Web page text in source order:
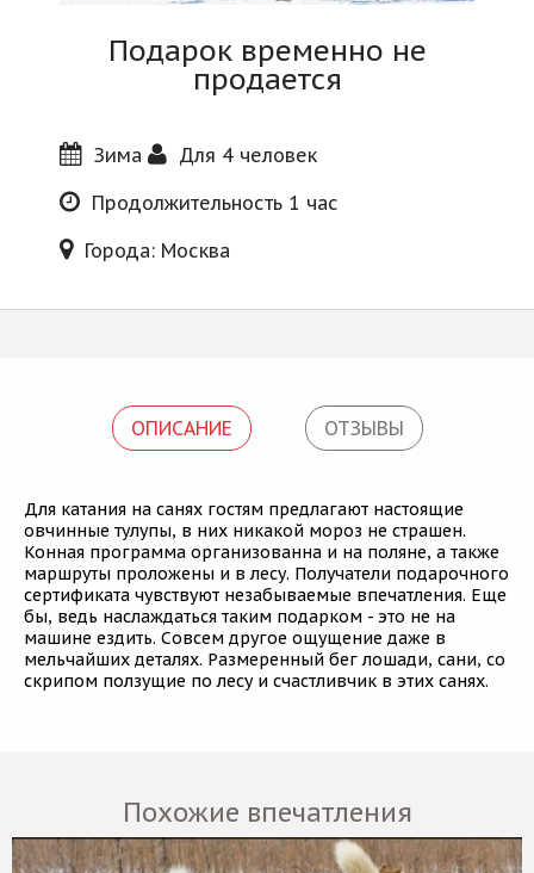
Блог
Подарок временно не
продается
Зима
Для 4 человек
Продолжительность 1 час
Города: Москва
ОПИСАНИЕ ОТЗЫВЫ
Для катания на санях гостям предлагают настоящие
овчинные тулупы, в них никакой мороз не страшен.
Конная программа организованна и на поляне, а также
маршруты проложены и в лесу. Получатели подарочного
сертификата чувствуют незабываемые впечатления. Еще
бы, ведь наслаждаться таким подарком - это не на
машине ездить. Совсем другое ощущение даже в
мельчайших деталях. Размеренный бег лошади, сани, со
скрипом ползущие по лесу и счастливчик в этих санях.
Похожие впечатления